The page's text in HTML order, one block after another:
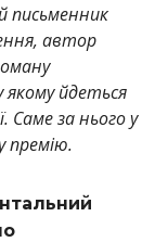
письменник
автор
якому йдеться
Саме за нього у
премію.